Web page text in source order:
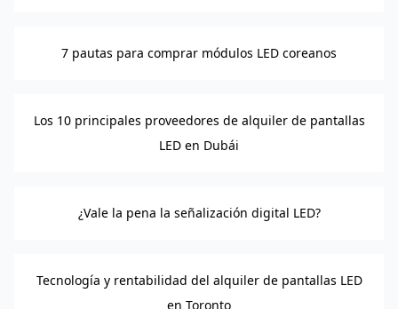
7 pautas para comprar módulos LED coreanos
Los 10 principales proveedores de alquiler de pantallas
LED en Dubái
¿Vale la pena la señalización digital LED?
Tecnología y rentabilidad del alquiler de pantallas LED
en Toronto